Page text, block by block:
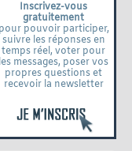
Inscrivez-vous
gratuitement
pour pouvoir participer,
suivre les réponses en
temps réel, voter pour
les messages, poser vos
propres questions et
recevoir la newsletter